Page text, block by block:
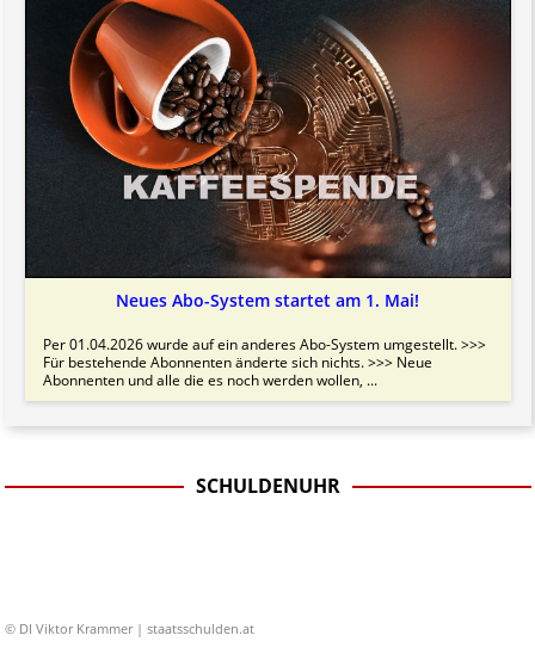
Neues Abo-System startet am 1. Mai!
Per 01.04.2026 wurde auf ein anderes Abo-System umgestellt. >>>
Für bestehende Abonnenten änderte sich nichts. >>> Neue
Abonnenten und alle die es noch werden wollen, ...
SCHULDENUHR
© DI Viktor Krammer | staatsschulden.at